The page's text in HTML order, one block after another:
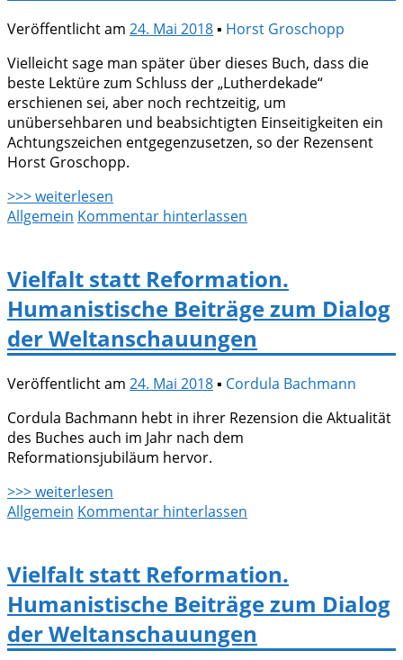
Veröffentlicht am 24. Mai 2018▪ Horst Groschopp
Vielleicht sage man später über dieses Buch, dass die
beste Lektüre zum Schluss der „Lutherdekade“
erschienen sei, aber noch rechtzeitig, um
unübersehbaren und beabsichtigten Einseitigkeiten ein
Achtungszeichen entgegenzusetzen, so der Rezensent
Horst Groschopp.
>>> weiterlesen
Allgemein Kommentar hinterlassen
Vielfalt statt Reformation.
Humanistische Beiträge zum Dialog
der Weltanschauungen
Veröffentlicht am 24. Mai 2018▪ Cordula Bachmann
Cordula Bachmann hebt in ihrer Rezension die Aktualität
des Buches auch im Jahr nach dem
Reformationsjubiläum hervor.
>>> weiterlesen
Allgemein Kommentar hinterlassen
Vielfalt statt Reformation.
Humanistische Beiträge zum Dialog
der Weltanschauungen